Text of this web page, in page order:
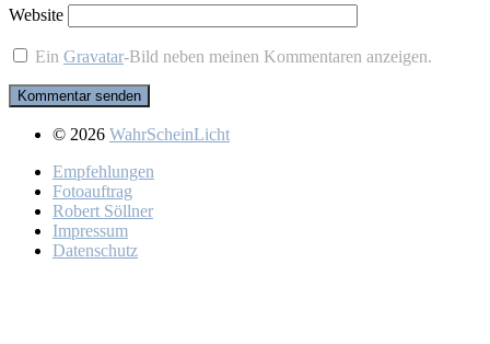
Website
EinGravatar-Bild neben meinen Kommentaren anzeigen.
© 2026 WahrScheinLicht
Emp­feh­lun­gen
Fo­to­auf­trag
Ro­bert Söll­ner
Im­pres­sum
Da­ten­schutz